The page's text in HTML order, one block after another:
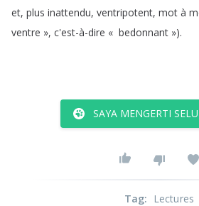
et, plus inattendu, ventripotent, mot à
ventre », c'est-à-dire « bedonnant »).
SAYA MENGERTI
Tag: Lectures